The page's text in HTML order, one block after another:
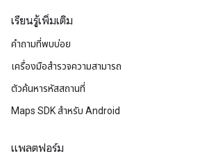
เรียนรู้เพิ่มเติม
คำถามที่พบบ่อย
เครื่องมือสำรวจความสามารถ
ตัวค้นหารหัสสถานที่
Maps SDK สำหรับ Android
แพลตฟอร์ม